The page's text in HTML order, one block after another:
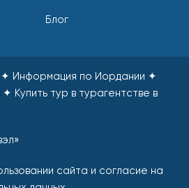
Блог
✦ Информация по Иордании ✦
✦ Купить тур в турагентстве в
сайта и согласие на